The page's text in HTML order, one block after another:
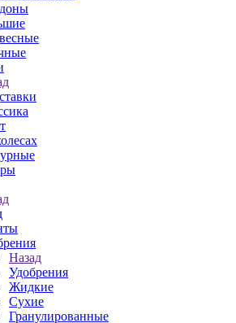
Назад
Удобрения
Жидкие
Сухие
Гранулированные